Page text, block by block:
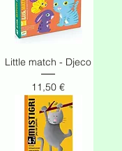
Little match - Djeco
Prix
11,50 €